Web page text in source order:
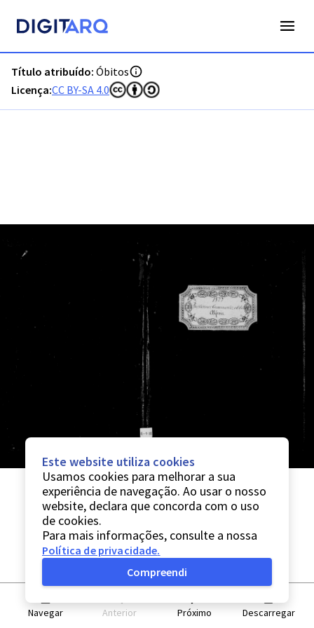
Título atribuído: Óbitos
Licença:CC BY-SA 4.0
Navegar Anterior Próximo Descarregar
Este website utiliza cookies
Usamos cookies para melhorar a sua
experiência de navegação. Ao usar o nosso
website, declara que concorda com o uso
de cookies.
Para mais informações, consulte a nossa
Política de privacidade.
Compreendi